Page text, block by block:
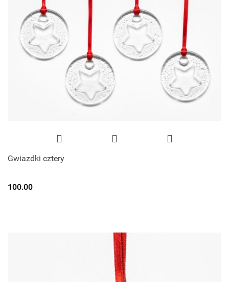
Gwiazdki cztery
100.00